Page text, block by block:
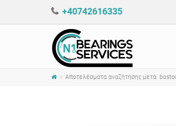
+40742616335
Αποτελέσματα αναζήτησης μετά: